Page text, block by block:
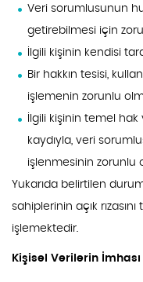
Veri sorumlusunun
getirebilmesi için
İlgili kişinin kendisi
Bir hakkın tesisi,
işlemenin zorunlu
İlgili kişinin temel
kaydıyla, veri
işlenmesinin zorunlu
Yukarıda belirtilen
sahiplerinin açık
işlemektedir.
Kişisel Verilerin İmhası